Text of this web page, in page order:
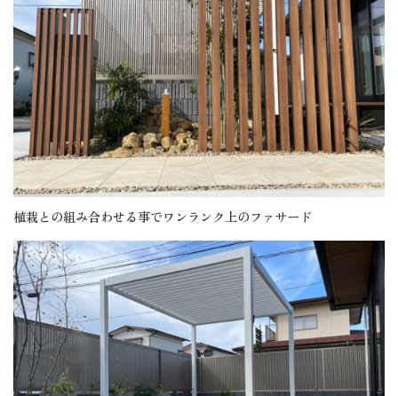
植栽との組み合わせる事でワンランク上のファサード